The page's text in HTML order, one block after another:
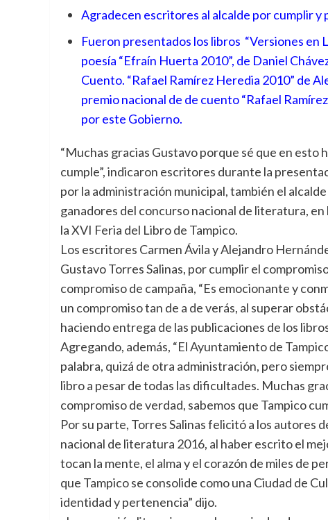
Agradecen escritores al alcalde por cumplir y
Fueron presentados los libros “Versiones en
poesía “Efraín Huerta 2010”, de Daniel
Cuento. “Rafael Ramírez Heredia 2010” de
premio nacional de de cuento “Rafael
por este Gobierno.
“Muchas gracias Gustavo porque sé que en esto
cumple”, indicaron escritores durante la
por la administración municipal, también el
ganadores del concurso nacional de literatura,
la XVI Feria del Libro de Tampico.
Los escritores Carmen Ávila y Alejandro
Gustavo Torres Salinas, por cumplir el
compromiso de campaña, “Es emocionante y
un compromiso tan de a de verás, al superar
haciendo entrega de las publicaciones de los
Agregando, además, “El Ayuntamiento de
palabra, quizá de otra administración, pero
libro a pesar de todas las dificultades. Muchas
compromiso de verdad, sabemos que Tampico
Por su parte, Torres Salinas felicitó a los autores
nacional de literatura 2016, al haber escrito el
tocan la mente, el alma y el corazón de miles de
que Tampico se consolide como una Ciudad de
identidad y pertenencia” dijo.